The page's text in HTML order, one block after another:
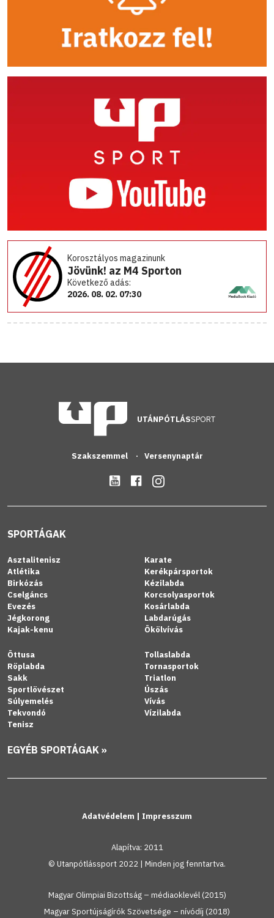
Korosztályos magazinunk
Jövünk! az M4 Sporton
Következő adás:
2026. 08. 02. 07:30
UTÁNPÓTLÁSSPORT
Szakszemmel Versenynaptár
SPORTÁGAK
Asztalitenisz
Atlétika
Birkózás
Cselgáncs
Evezés
Jégkorong
Kajak-kenu
Karate
Kerékpársportok
Kézilabda
Korcsolyasportok
Kosárlabda
Labdarúgás
Ökölvívás
Öttusa
Röplabda
Sakk
Sportlövészet
Súlyemelés
Tekvondó
Tenisz
Tollaslabda
Tornasportok
Triatlon
Úszás
Vívás
Vízilabda
EGYÉB SPORTÁGAK »
Adatvédelem | Impresszum
Alapítva: 2011
© Utanpótlássport 2022 | Minden jog fenntartva.
Magyar Olimpiai Bizottság – médiaoklevél (2015)
Magyar Sportújságírók Szövetsége – nívódíj (2018)